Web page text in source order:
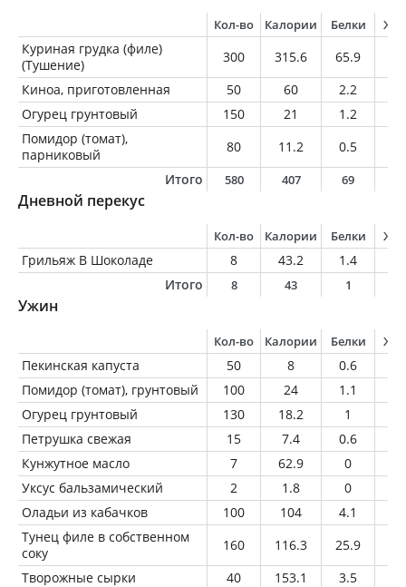
Кол-во Калории Белки
Куриная грудка (филе)
(Тушение)
300 315.6 65.9
Киноа, приготовленная
50 60 2.2
Огурец грунтовый
150 21 1.2
Помидор (томат),
парниковый
80 11.2 0.5
Итого
580 407 69
Дневной перекус
Кол-во Калории Белки
Грильяж В Шоколаде 8 43.2 1.4
Итого
8 43 1
Ужин
Кол-во Калории Белки
Пекинская капуста 50 8 0.6
Помидор (томат), грунтовый
100 24 1.1
Огурец грунтовый
130 18.2 1
Петрушка свежая
15 7.4 0.6
Кунжутное масло
7 62.9 0
Уксус бальзамический
2 1.8 0
Оладьи из кабачков
100 104 4.1
Тунец филе в собственном
соку
160 116.3 25.9
Творожные сырки
40 153.1 3.5